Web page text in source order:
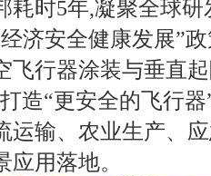
耗时5年,凝聚全球
济安全健康发展”
飞行器涂装与垂直
造“更安全的飞行
运输、农业生产、
用落地。